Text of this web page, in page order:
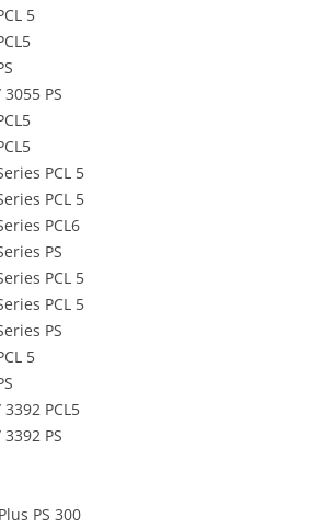
5
PS
PCL 5
PCL 5
PCL6
PS
PCL 5
PCL 5
PS
5
PCL5
PS
PS 300